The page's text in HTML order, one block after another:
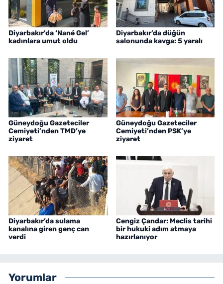
Diyarbakır'da ‘Nané Gel’
kadınlara umut oldu
Diyarbakır’da düğün
salonunda kavga: 5 yaralı
Güneydoğu Gazeteciler
Cemiyeti’nden TMD’ye
ziyaret
Güneydoğu Gazeteciler
Cemiyeti’nden PSK’ye
ziyaret
Diyarbakır’da sulama
kanalına giren genç can
verdi
Cengiz Çandar: Meclis tarihi
bir hukuki adım atmaya
hazırlanıyor
Yorumlar